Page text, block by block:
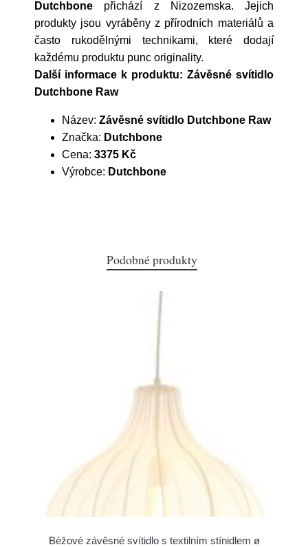
Dutchbone přichází z Nizozemska. Jejich
produkty jsou vyráběny z přírodních materiálů a
často rukodělnými technikami, které dodají
každému produktu punc originality.
Další informace k produktu: Závěsné svítidlo
Dutchbone Raw
Název: Závěsné svítidlo Dutchbone Raw
Značka: Dutchbone
Cena: 3375 Kč
Výrobce: Dutchbone
Podobné produkty
Béžové závěsné svítidlo s textilním stínidlem ø